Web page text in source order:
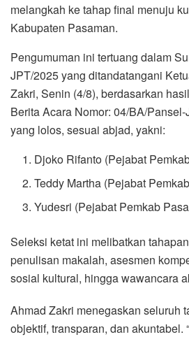
melangkah ke tahap final menuju
Kabupaten Pasaman.
Pengumuman ini tertuang dalam
JPT/2025 yang ditandatangani
Zakri, Senin (4/8), berdasarkan
Berita Acara Nomor: 04/BA/
yang lolos, sesuai abjad, yakni:
Djoko Rifanto (Pejabat
Teddy Martha (Pejabat
Yudesri (Pejabat Pemkab
Seleksi ketat ini melibatkan
penulisan makalah, asesmen
sosial kultural, hingga wawancara
Ahmad Zakri menegaskan seluruh
objektif, transparan, dan akuntabel.